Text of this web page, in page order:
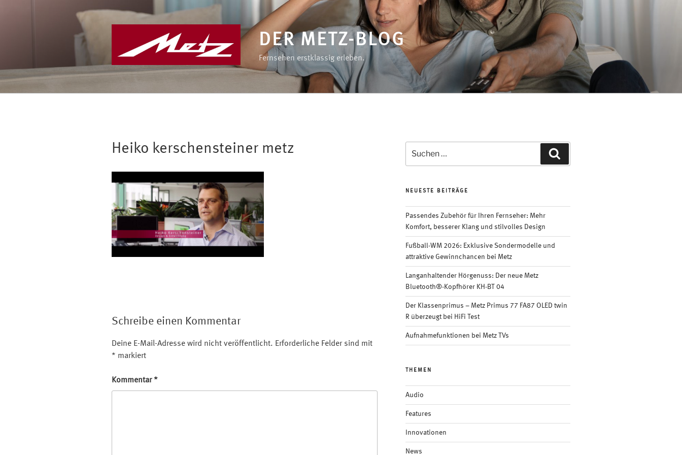
DER METZ-BLOG
Fernsehen erstklassig erleben.
Heiko kerschensteiner metz
Schreibe einen Kommentar
Deine E-Mail-Adresse wird nicht veröffentlicht. Erforderliche Felder sind mit
* markiert
Kommentar*
nach:
NEUESTE BEITRÄGE
Passendes Zubehör für Ihren Fernseher: Mehr
Komfort, besserer Klang und stilvolles Design
Fußball-WM 2026: Exklusive Sondermodelle und
attraktive Gewinnchancen bei Metz
Langanhaltender Hörgenuss: Der neue Metz
Bluetooth®-Kopfhörer KH-BT 04
Der Klassenprimus – Metz Primus 77 FA87 OLED twin
R überzeugt bei HiFi Test
Aufnahmefunktionen bei Metz TVs
THEMEN
Audio
Features
Innovationen
News